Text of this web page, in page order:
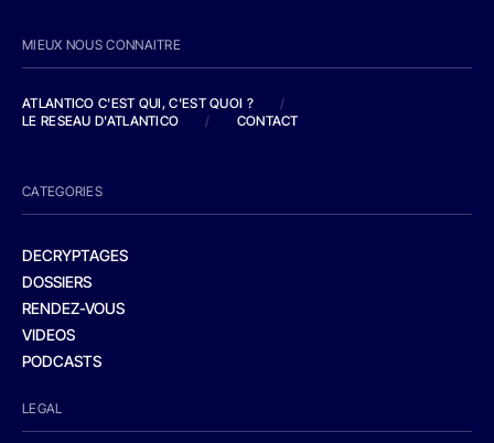
MIEUX NOUS CONNAITRE
ATLANTICO C'EST QUI, C'EST QUOI ?
/
LE RESEAU D'ATLANTICO
/ CONTACT
CATEGORIES
DECRYPTAGES
DOSSIERS
RENDEZ-VOUS
VIDEOS
PODCASTS
LEGAL